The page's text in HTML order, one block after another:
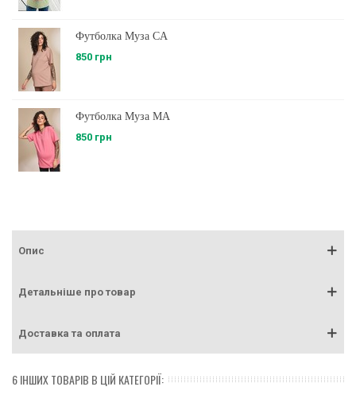
Футболка Муза CA
850 грн
Футболка Муза MA
850 грн
Опис
Детальніше про товар
Доставка та оплата
6 ІНШИХ ТОВАРІВ В ЦІЙ КАТЕГОРІЇ: